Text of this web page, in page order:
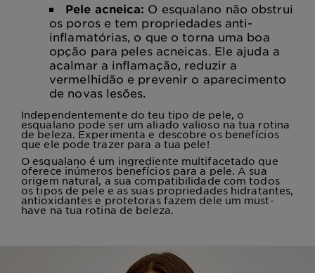
Pele acneica: O esqualano não obstrui
os poros e tem propriedades anti-
inflamatórias, o que o torna uma boa
opção para peles acneicas. Ele ajuda a
acalmar a inflamação, reduzir a
vermelhidão e prevenir o aparecimento
de novas lesões.
Independentemente do teu tipo de pele, o
esqualano pode ser um aliado valioso na tua rotina
de beleza. Experimenta e descobre os benefícios
que ele pode trazer para a tua pele!
O esqualano é um ingrediente multifacetado que
oferece inúmeros benefícios para a pele. A sua
origem natural, a sua compatibilidade com todos
os tipos de pele e as suas propriedades hidratantes,
antioxidantes e protetoras fazem dele um must-
have na tua rotina de beleza.